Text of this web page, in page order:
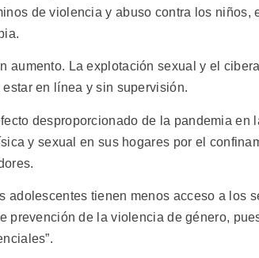
de violencia y abuso contra los niños,
aumento. La explotación sexual y el
en línea y sin supervisión.
desproporcionado de la pandemia en
y sexual en sus hogares por el
adolescentes tienen menos acceso a los
prevención de la violencia de género,